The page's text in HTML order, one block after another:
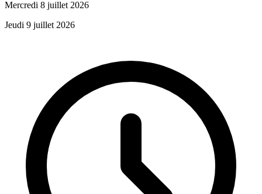
Mercredi 8 juillet 2026
Jeudi 9 juillet 2026